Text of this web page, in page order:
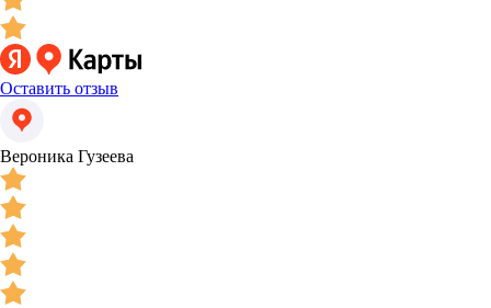
Оставить отзыв
Вероника Гузеева